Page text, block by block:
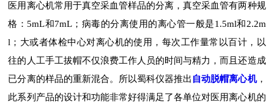
医用离心机常用于真空采血管样品的分离，真空采血管有两种规
格：5mL和7mL；病毒的分离使用的离心管一般是1.5ml和2.2m
l；大或者体检中心对离心机的使用，每次工作量常以百计，以
往的人工手工拔帽不仅浪费工作人员的时间与精力，而且还造成
已分离的样品的重新混合。所以蜀科仪器推出 自动脱帽离心机，
此系列产品的设计和功能非常好得满足了各单位对医用离心机的